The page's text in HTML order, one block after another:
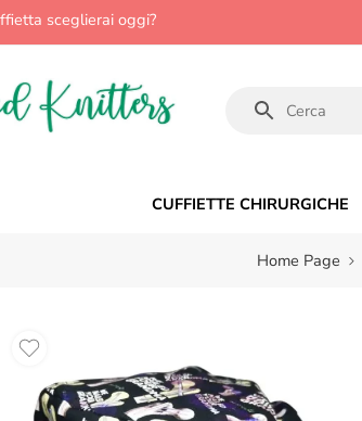
sceglierai oggi?
CUFFIETTE CHIRURGICHE
Home Page